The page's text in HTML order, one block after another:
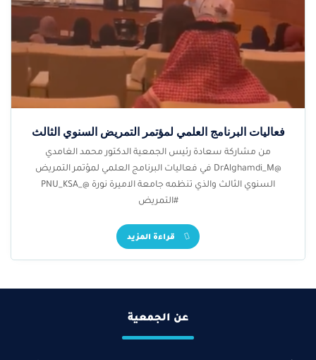
فعاليات البرنامج العلمي لمؤتمر التمريض السنوي الثالث
من مشاركة سعادة رئيس الجمعية الدكتور محمد الغامدي
@DrAlghamdi_M في فعاليات البرنامج العلمي لمؤتمر التمريض
السنوي الثالث والذي تنظمه جامعة الاميرة نورة @_PNU_KSA
#التمريض
قراءة المزيد
عن الجمعية